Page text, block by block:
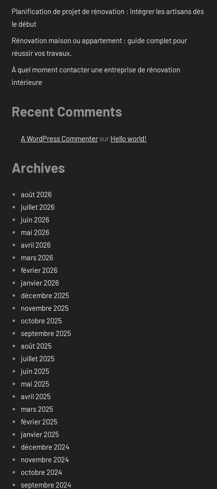
Planification de projet de rénovation : Intégrer les artisans dès
le début
Rénovation maison ou appartement : guide complet pour
réussir vos travaux.
À quel moment contacter une entreprise de rénovation
intérieure
Recent Comments
A WordPress Commentersur Hello world!
Archives
août 2026
juillet 2026
juin 2026
mai 2026
avril 2026
mars 2026
février 2026
janvier 2026
décembre 2025
novembre 2025
octobre 2025
septembre 2025
août 2025
juillet 2025
juin 2025
mai 2025
avril 2025
mars 2025
février 2025
janvier 2025
décembre 2024
novembre 2024
octobre 2024
septembre 2024